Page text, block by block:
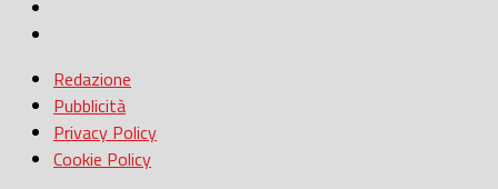
Redazione
Pubblicità
Privacy Policy
Cookie Policy